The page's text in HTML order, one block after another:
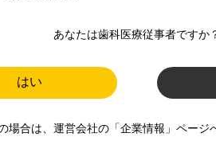
あなたは歯科医療従事者ですか
はい
場合は、運営会社の「企業情報」ページ
師、歯科衛生士、歯科技工士
お届けします。